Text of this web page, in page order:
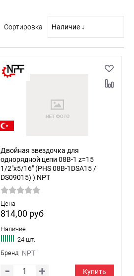
Сортировка
Двойная звездочка для
однорядной цепи 08B-1 z=15
1/2"x5/16" (PHS 08B-1DSA15 /
DS09015) ) NPT
Цена
814,00 руб
Наличие
24 шт.
Бренд NPT
Купить